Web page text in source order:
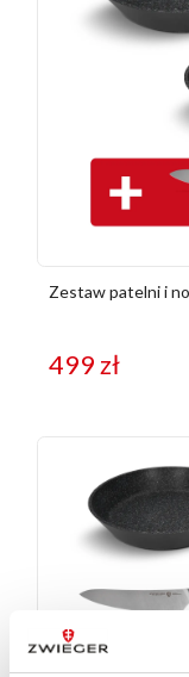
Zestaw patelni i
499zł